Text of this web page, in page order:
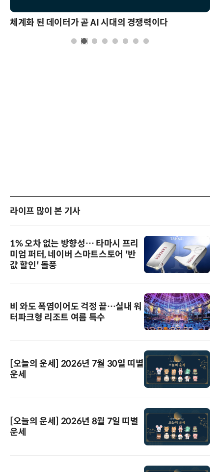
체계화 된 데이터가 곧 AI 시대의 경쟁력이다
라이프 많이 본 기사
1% 오차 없는 방향성… 타마시 프리
미엄 퍼터, 네이버 스마트스토어 '반
값 할인' 돌풍
비 와도 폭염이어도 걱정 끝…실내 워
터파크형 리조트 여름 특수
[오늘의 운세] 2026년 7월 30일 띠별
운세
[오늘의 운세] 2026년 8월 7일 띠별
운세